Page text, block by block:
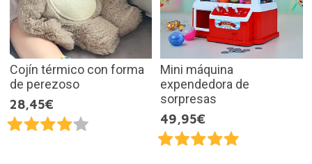
Cojín térmico con forma
de perezoso
28,45€
Mini máquina
expendedora de
sorpresas
49,95€